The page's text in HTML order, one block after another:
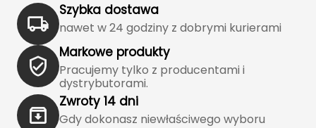
Klymit
Kohla
LEATT
Szybka dostawa
nawet w 24 godziny z dobrymi kurierami
Markowe produkty
Pracujemy tylko z producentami i
dystrybutorami.
Zwroty 14 dni
Gdy dokonasz niewłaściwego wyboru